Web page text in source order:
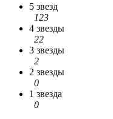
5 звезд
123
4 звезды
22
3 звезды
2
2 звезды
0
1 звезда
0